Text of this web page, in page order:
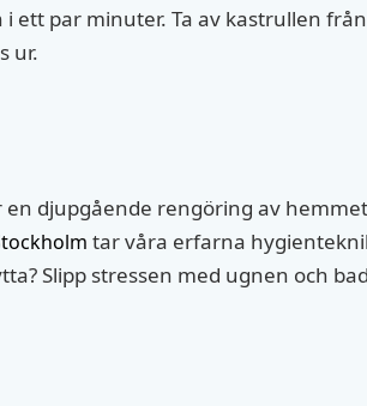
ett par minuter. Ta av kastrullen
ur.
djupgående rengöring av
tar våra erfarna
Slipp stressen med ugnen och